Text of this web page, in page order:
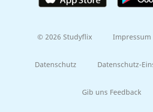
© 2026 Studyflix Impressum
Datenschutz Datenschutz-
Gib uns Feedback